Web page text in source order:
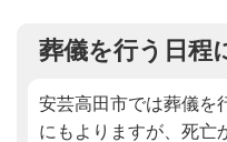
葬儀を行う日程
安芸高田市では葬儀を
にもよりますが、死亡